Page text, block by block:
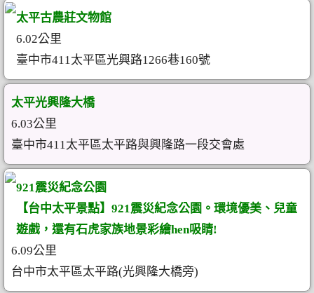
太平古農莊文物館
6.02公里
臺中市411太平區光興路1266巷160號
太平光興隆大橋
6.03公里
臺中市411太平區太平路與興隆路一段交會處
921震災紀念公園
【台中太平景點】921震災紀念公園。環境優美、兒童
遊戲，還有石虎家族地景彩繪hen吸睛!
6.09公里
台中市太平區太平路(光興隆大橋旁)